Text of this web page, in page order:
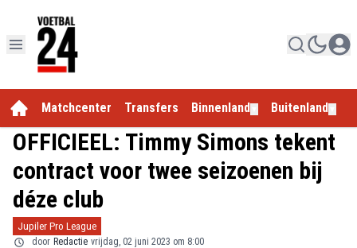
Matchcenter Transfers Binnenland Buitenland
OFFICIEEL: Timmy Simons tekent
contract voor twee seizoenen bij
déze club
Jupiler Pro League
door Redactie vrijdag, 02 juni 2023 om 8:00